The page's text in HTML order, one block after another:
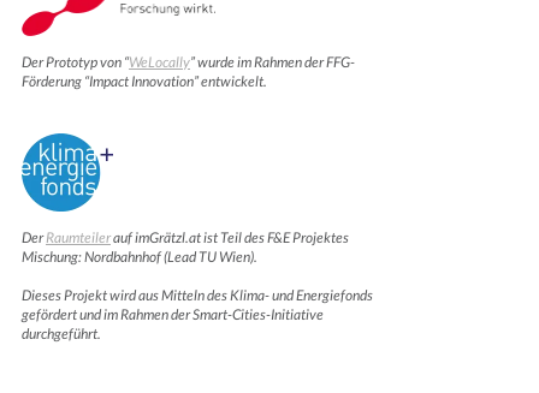
Der Prototyp von “WeLocally” wurde im Rahmen der FFG-
Förderung “Impact Innovation” entwickelt.
DerRaumteilerauf imGrätzl.at ist Teil des F&E Projektes
Mischung: Nordbahnhof (Lead TU Wien).
Dieses Projekt wird aus Mitteln des Klima- und Energiefonds
gefördert und im Rahmen der Smart-Cities-Initiative
durchgeführt.